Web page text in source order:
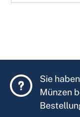
Sie
Münzen